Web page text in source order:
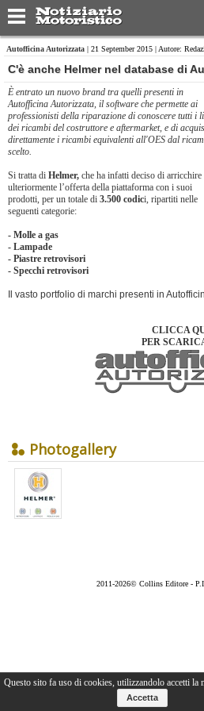
Autofficina Autorizzata | 21 September 2015 | Autore:
C'è anche Helmer nel database di
È entrato un nuovo brand tra quelli presenti in
Autofficina Autorizzata, il software che permette ai
professionisti della riparazione di conoscere tutti i
dei ricambi del costruttore e aftermarket, e di
direttamente i ricambi equivalenti all'OES dal
scelto.
Si tratta di Helmer, che ha infatti deciso di arricchire
ulteriormente l’offerta della piattaforma con i suoi
prodotti, per un totale di 3.500 codici, ripartiti nelle
seguenti categorie:
- Molle a gas
- Lampade
- Piastre retrovisori
- Specchi retrovisori
Il vasto portfolio di marchi presenti in
CLICCA
PER
Photogallery
2011-2026© Collins Editore -
Questo sito fa uso di cookies, utilizzandolo accetti la
Accetta